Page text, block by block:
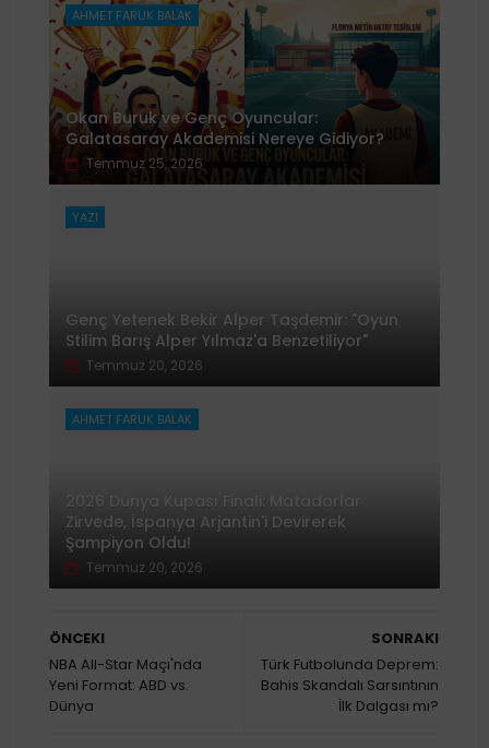
AHMET FARUK BALAK
Okan Buruk ve Genç Oyuncular:
Galatasaray Akademisi Nereye Gidiyor?
Temmuz 25, 2026
YAZI
Genç Yetenek Bekir Alper Taşdemir: "Oyun
Stilim Barış Alper Yılmaz'a Benzetiliyor"
Temmuz 20, 2026
AHMET FARUK BALAK
2026 Dünya Kupası Finali: Matadorlar
Zirvede, İspanya Arjantin'i Devirerek
Şampiyon Oldu!
Temmuz 20, 2026
SONRAKI
Türk Futbolunda Deprem:
Bahis Skandalı Sarsıntının
İlk Dalgası mı?
ÖNCEKI
NBA All-Star Maçı'nda
Yeni Format: ABD vs.
Dünya